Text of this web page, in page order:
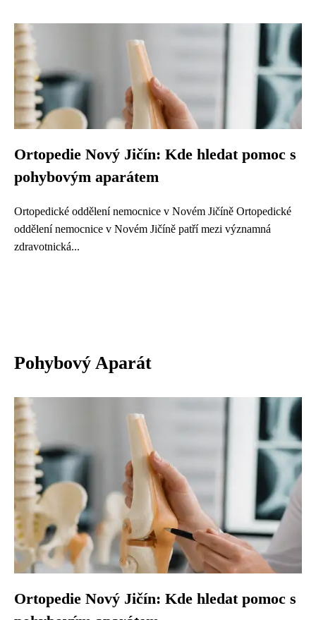
Ortopedie Nový Jičín: Kde hledat pomoc s
pohybovým aparátem
Ortopedické oddělení nemocnice v Novém Jičíně Ortopedické
oddělení nemocnice v Novém Jičíně patří mezi významná
zdravotnická...
Pohybový Aparát
Ortopedie Nový Jičín: Kde hledat pomoc s